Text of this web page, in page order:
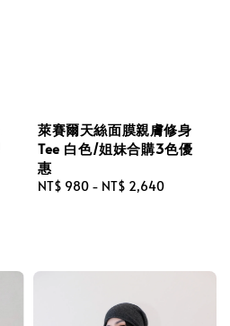
萊賽爾天絲面膜親膚修身
Tee 白色/姐妹合購3色優
惠
Regular
NT$ 980 - NT$ 2,640